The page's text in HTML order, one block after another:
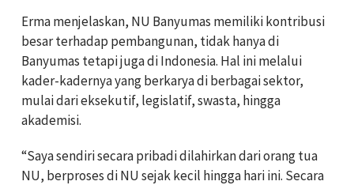
Erma menjelaskan, NU Banyumas memiliki kontribusi
besar terhadap pembangunan, tidak hanya di
Banyumas tetapi juga di Indonesia. Hal ini melalui
kader-kadernya yang berkarya di berbagai sektor,
mulai dari eksekutif, legislatif, swasta, hingga
akademisi.
“Saya sendiri secara pribadi dilahirkan dari orang tua
NU, berproses di NU sejak kecil hingga hari ini. Secara